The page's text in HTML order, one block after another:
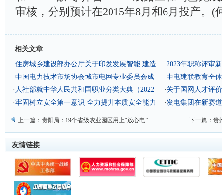
审核，分别预计在2015年8月和6月投产。(
相关文章
·住房城乡建设部办公厅关于印发发展智能 建造
可复制经验做法清单（第二批）的通知
·2023年职称评审
·中国电力技术市场协会城市电网专业委员会成
立暨城市电网产业发展论坛顺利举办
·中电建联教育全
· 人社部就中华人民共和国职业分类大典（2022
年版）修订举行发布会
· 关于国网人才评
职称工作站职称
·牢固树立安全第一意识 全力提升本质安全能力 ·发电集团在新赛
上一篇： 贵阳局：19个省级农业园区用上“放心电” 下一篇： 贵
友情链接